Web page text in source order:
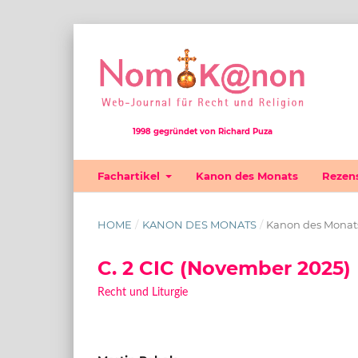
1998 gegründet von Richard Puza
Fachartikel Kanon des Monats
HOME / KANON DES MONATS / Kanon des
C. 2 CIC (November 2025)
Recht und Liturgie